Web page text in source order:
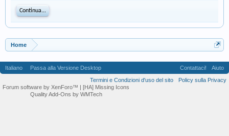
Continua...
Home
Italiano Passa alla Versione Desktop Contattaci!
Aiuto
Termini e Condizioni d'uso del sito
Policy sulla Privacy
Forum software by XenForo™ | [HA] Missing Icons
Quality Add-Ons by WMTech